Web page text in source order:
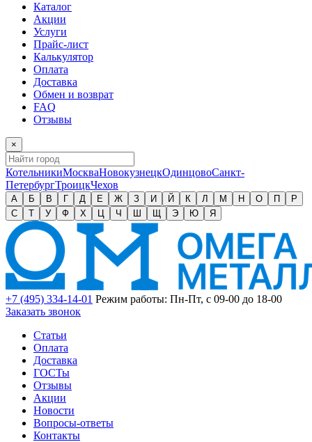
Каталог
Акции
Услуги
Прайс-лист
Калькулятор
Оплата
Доставка
Обмен и возврат
FAQ
Отзывы
×
КотельникиМоскваНовокузнецкОдинцовоСанкт-
ПетербургТроицкЧехов
А Б В Г Д Е Ж З И Й К Л М Н О П
Р
С
Т У Ф Х Ц Ч Ш Щ Э Ю Я
+7 (495) 334-14-01 Режим работы: Пн-Пт, с 09-00 до 18-00
Заказать звонок
Статьи
Оплата
Доставка
ГОСТы
Отзывы
Акции
Новости
Вопросы-ответы
Контакты